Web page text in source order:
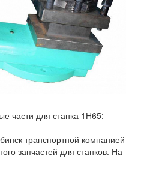
части для станка 1Н65:
транспортной компанией
запчастей для станков. На